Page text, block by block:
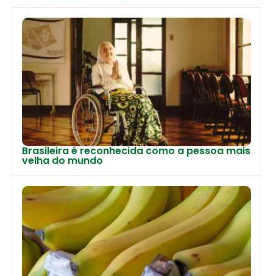
Brasileira é reconhecida como a pessoa mais
velha do mundo